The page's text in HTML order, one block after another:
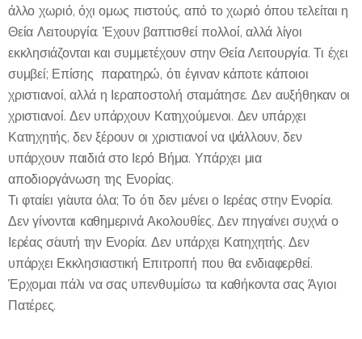
άλλο χωριό, όχι ομως πιστούς, από το χωριό όπου τελείται η
Θεία Λειτουργία. Έχουν βαπτισθεί πολλοί, αλλά λίγοι
εκκλησιάζονται και συμμετέχουν στην Θεία Λειτουργία. Τι έχει
συμβεί; Επίσης παρατηρώ, ότι έγιναν κάποτε κάποιοι
χριστιανοί, αλλά η Ιεραποστολή σταμάτησε. Δεν αυξήθηκαν οι
χριστιανοί. Δεν υπάρχουν Κατηχούμενοι. Δεν υπάρχει
Κατηχητής, δεν ξέρουν οι χριστιανοί να ψάλλουν, δεν
υπάρχουν παιδιά στο Ιερό Βήμα. Υπάρχει μια
αποδιοργάνωση της Ενορίας.
Τι φταίει γι´αυτα όλα; Το ότι δεν μένει ο Ιερέας στην Ενορία.
Δεν γίνονται καθημερινά Ακολουθίες. Δεν πηγαίνει συχνά ο
Ιερέας σ´αυτή την Ενορία. Δεν υπάρχει Κατηχητής. Δεν
υπάρχει Εκκλησιαστική Επιτροπή που θα ενδιαφερθεί.
Έρχομαι πάλι να σας υπενθυμίσω τα καθήκοντα σας Άγιοι
Πατέρες.